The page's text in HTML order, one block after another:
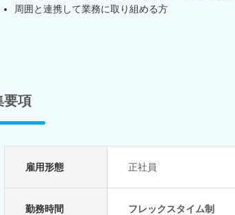
周囲と連携して業務に取り組める方
要項
雇用形態 正社員
勤務時間
フレックスタイム制